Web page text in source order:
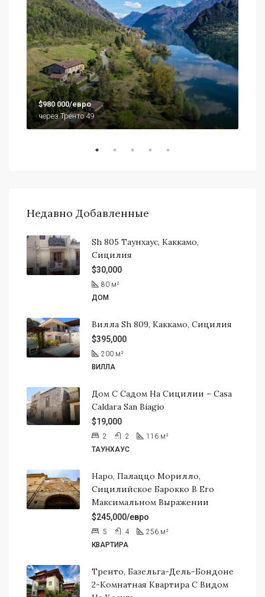
$980 000/евро
через Тренто 49
Недавно Добавленные
Sh 805 Таунхаус, Каккамо,
Сицилия
$30,000
80 м²
ДОМ
Вилла Sh 809, Каккамо, Сицилия
$395,000
200 м²
ВИЛЛА
Дом С Садом На Сицилии – Casa
Caldara San Biagio
$19,000
2 2 116 м²
ТАУНХАУС
Наро, Палаццо Морилло,
Сицилийское Барокко В Его
Максимальном Выражении
$245,000/евро
5 4 256 м²
КВАРТИРА
Тренто, Базельга-Дель-Бондоне
2-Комнатная Квартира С Видом